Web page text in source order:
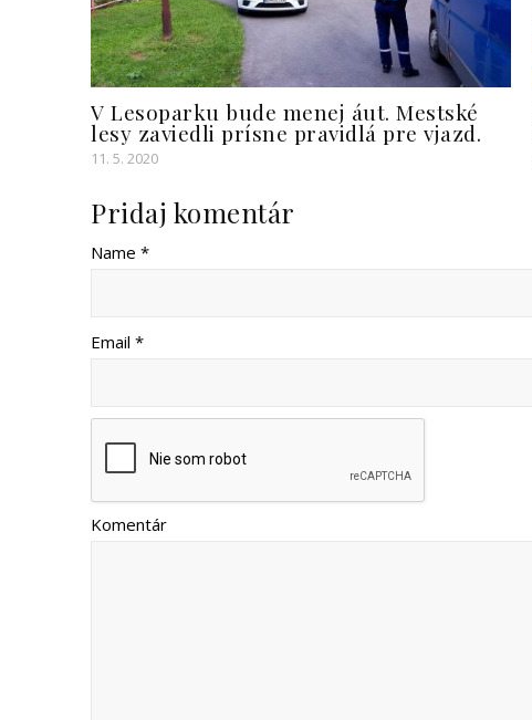
V Lesoparku bude menej áut. Mestské
lesy zaviedli prísne pravidlá pre vjazd.
11. 5. 2020
Pridaj komentár
Name *
Email *
Komentár